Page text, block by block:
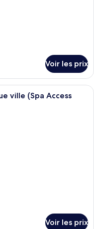
Voir les prix
d’hôtel moderne
ville (Spa Access
Voir les prix